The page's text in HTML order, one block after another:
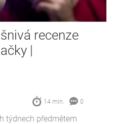
recenze
|
14 min. 0
týdnech předmětem